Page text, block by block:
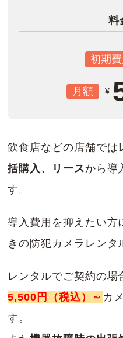
料
初期費
月額 ¥
飲食店などの店舗では
括購入、リースから導
す。
導入費用を抑えたい方
きの防犯カメラレンタ
レンタルでご契約の場
5,500円（税込）～ カ
す。